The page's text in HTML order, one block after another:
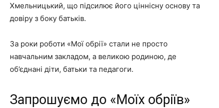
Хмельницький, що підсилює його ціннісну основу та
довіру з боку батьків.
За роки роботи «Мої обрії» стали не просто
навчальним закладом, а великою родиною, де
об’єднані діти, батьки та педагоги.
Запрошуємо до «Моїх обріїв»